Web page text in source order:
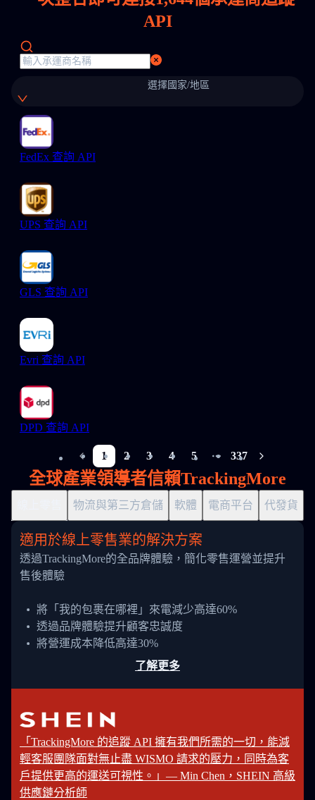
API
選擇國家/地區
FedEx 查詢 API
UPS 查詢 API
GLS 查詢 API
Evri 查詢 API
DPD 查詢 API
1 2 3 4 5
More pages
337
全球產業領導者信賴TrackingMore
物流與第三方倉儲 軟體 電商平台 代發貨
適用於線上零售業的解決方案
透過TrackingMore的全品牌體驗，簡化零售運營並提升
售後體驗
將「我的包裹在哪裡」來電減少高達60%
透過品牌體驗提升顧客忠誠度
將營運成本降低高達30%
了解更多
「TrackingMore 的追蹤 API 擁有我們所需的一切，能減
輕客服團隊面對無止盡 WISMO 請求的壓力，同時為客
戶提供更高的運送可視性。」— Min Chen，SHEIN 高級
供應鏈分析師